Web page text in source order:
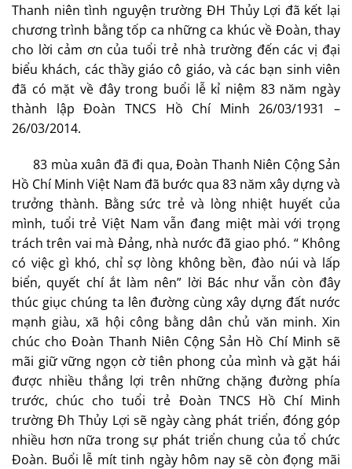
Thanh niên tình nguyện trường ĐH Thủy Lợi đã kết lại
chương trình bằng tốp ca những ca khúc về Đoàn, thay
cho lời cảm ơn của tuổi trẻ nhà trường đến các vị đại
biểu khách, các thầy giáo cô giáo, và các bạn sinh viên
đã có mặt về đây trong buổi lễ kỉ niệm 83 năm ngày
thành lập Đoàn TNCS Hồ Chí Minh 26/03/1931 –
26/03/2014.
83 mùa xuân đã đi qua, Đoàn Thanh Niên Cộng Sản
Hồ Chí Minh Việt Nam đã bước qua 83 năm xây dựng và
trưởng thành. Bằng sức trẻ và lòng nhiệt huyết của
mình, tuổi trẻ Việt Nam vẫn đang miệt mài với trọng
trách trên vai mà Đảng, nhà nước đã giao phó. “ Không
có việc gì khó, chỉ sợ lòng không bền, đào núi và lấp
biển, quyết chí ắt làm nên” lời Bác như vẫn còn đây
thúc giục chúng ta lên đường cùng xây dựng đất nước
mạnh giàu, xã hội công bằng dân chủ văn minh. Xin
chúc cho Đoàn Thanh Niên Cộng Sản Hồ Chí Minh sẽ
mãi giữ vững ngọn cờ tiên phong của mình và gặt hái
được nhiều thắng lợi trên những chặng đường phía
trước, chúc cho tuổi trẻ Đoàn TNCS Hồ Chí Minh
trường Đh Thủy Lợi sẽ ngày càng phát triển, đóng góp
nhiều hơn nữa trong sự phát triển chung của tổ chức
Đoàn. Buổi lễ mít tinh ngày hôm nay sẽ còn đọng mãi